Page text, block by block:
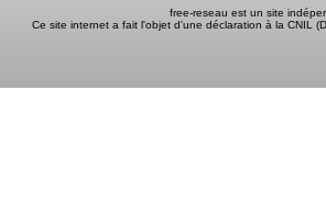
free-reseau est un site
Ce site internet a fait l'objet d'une déclaration à la CNIL